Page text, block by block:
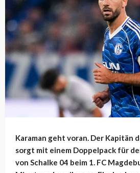
Karaman geht voran. Der Kapitän
sorgt mit einem Doppelpack für
von Schalke 04 beim 1. FC